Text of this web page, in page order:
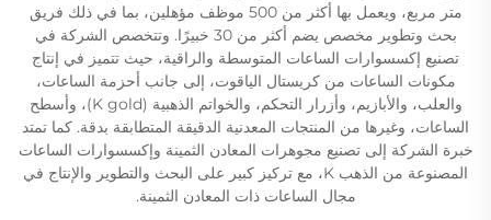
متر مربع، ويعمل بها أكثر من 500 موظف مؤهلين، بما في ذلك فريق
بحث وتطوير مخصص يضم أكثر من 30 خبيرًا. وتتخصص الشركة في
تصنيع إكسسوارات الساعات المتوسطة والراقية، حيث تتميز في إنتاج
مكونات الساعات من كريستال الياقوت، إلى جانب أحزمة الساعات،
والعلب، والأبازيم، وأزرار التحكم، والخواتم الذهبية (K gold)، وأسطح
الساعات، وغيرها من المنتجات المعدنية الدقيقة المتطابقة بدقة. كما تمتد
خبرة الشركة إلى تصنيع مجوهرات المعادن الثمينة وإكسسوارات الساعات
المصنوعة من الذهب K، مع تركيز كبير على البحث والتطوير والإنتاج في
مجال الساعات ذات المعادن الثمينة.